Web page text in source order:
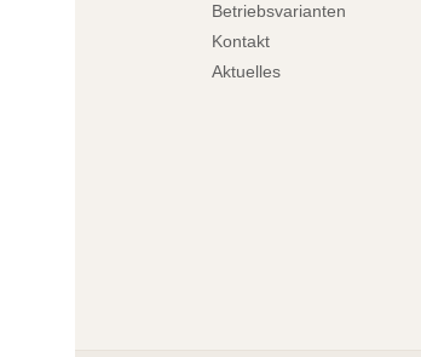
Betriebsvarianten
Kontakt
Aktuelles